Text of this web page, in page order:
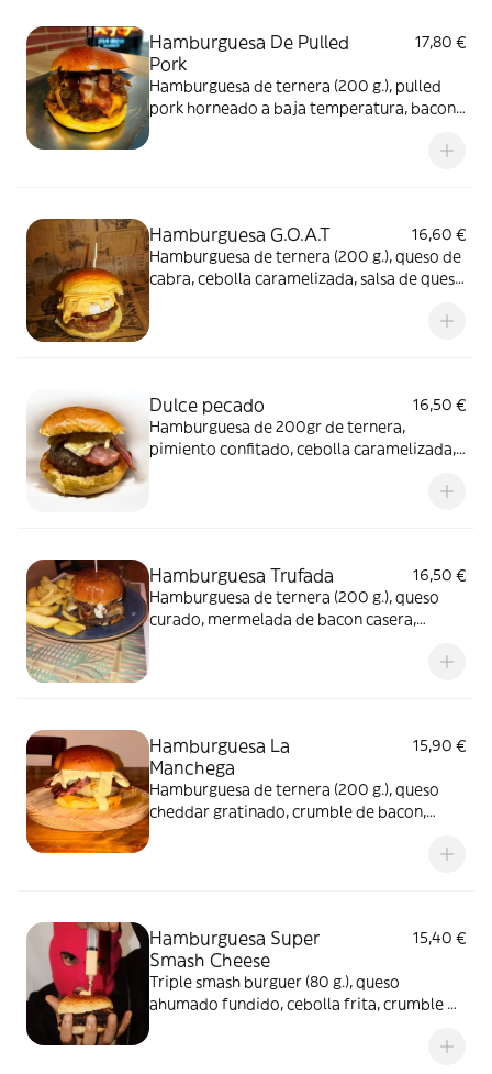
Hamburguesa De Pulled
Pork
17,80 €
Hamburguesa de ternera (200 g.), pulled
pork horneado a baja temperatura, bacon
salsa smoky BBQ y acompañada de patatas
Hamburguesa G.O.A.T
16,60 €
Hamburguesa de ternera (200 g.), queso de
cabra, cebolla caramelizada, salsa de queso
Dulce pecado
16,50 €
Hamburguesa de 200gr de ternera,
pimiento confitado, cebolla caramelizada,
Hamburguesa Trufada
16,50 €
Hamburguesa de ternera (200 g.), queso
curado, mermelada de bacon casera,
Hamburguesa La
Manchega
15,90 €
Hamburguesa de ternera (200 g.), queso
cheddar gratinado, crumble de bacon,
Hamburguesa Super
Smash Cheese
15,40 €
Triple smash burguer (80 g.), queso
ahumado fundido, cebolla frita, crumble de